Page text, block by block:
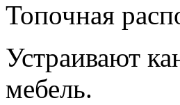
Топочная
Устраивают
мебель.